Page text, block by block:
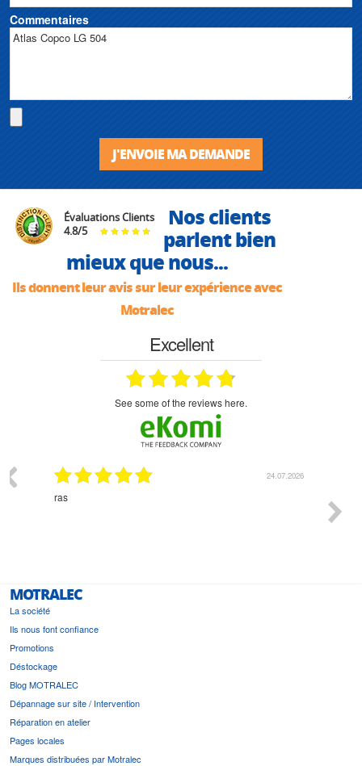
Commentaires
J'ENVOIE MA DEMANDE
Évaluations Clients
4.8/5
Nos clients
parlent bien
mieux que nous...
Ils donnent leur avis sur leur expérience avec
Motralec
Excellent
see some of the reviews here.
24.07.2026
ras
MOTRALEC
La société
Ils nous font confiance
Promotions
Déstockage
Blog MOTRALEC
Dépannage sur site / Intervention
Réparation en atelier
Pages locales
Marques distribuées par Motralec